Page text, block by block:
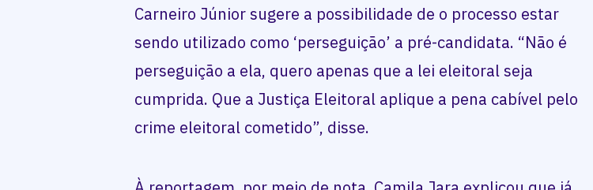
Carneiro Júnior sugere a possibilidade de o processo estar
sendo utilizado como ‘perseguição’ a pré-candidata. “Não é
perseguição a ela, quero apenas que a lei eleitoral seja
cumprida. Que a Justiça Eleitoral aplique a pena cabível pelo
crime eleitoral cometido”, disse.